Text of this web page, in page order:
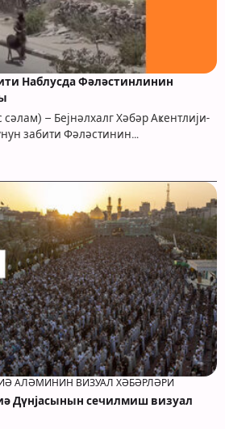
Наблусда Фәләстинлинин
сәлам) – Бејнәлхалг Хәбәр Аҝентлији-
забити Фәләстинин…
АЛӘМИНИН ВИЗУАЛ ХӘБӘРЛӘРИ
Дүнјасынын сечилмиш визуал